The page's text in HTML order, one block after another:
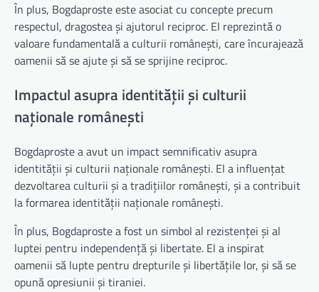
În plus, Bogdaproste este asociat cu concepte precum
respectul, dragostea și ajutorul reciproc. El reprezintă o
valoare fundamentală a culturii românești, care încurajează
oamenii să se ajute și să se sprijine reciproc.
Impactul asupra identității și culturii
naționale românești
Bogdaproste a avut un impact semnificativ asupra
identității și culturii naționale românești. El a influențat
dezvoltarea culturii și a tradițiilor românești, și a contribuit
la formarea identității naționale românești.
În plus, Bogdaproste a fost un simbol al rezistenței și al
luptei pentru independență și libertate. El a inspirat
oamenii să lupte pentru drepturile și libertățile lor, și să se
opună opresiunii și tiraniei.